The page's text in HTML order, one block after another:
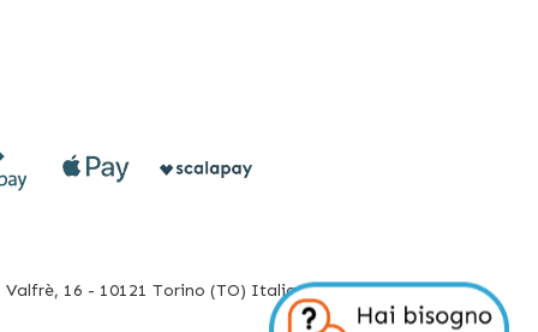
16 - 10121 Torino (TO) Italia